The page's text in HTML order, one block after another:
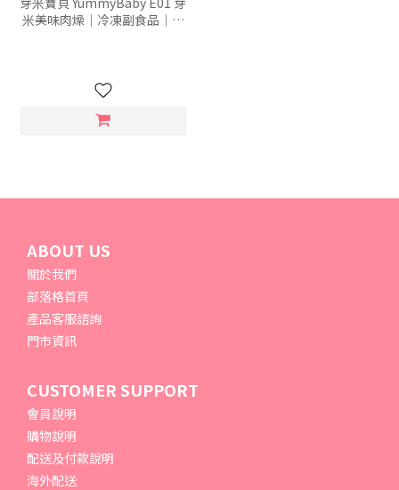
米美味肉燥｜冷凍副食品｜冷
ABOUT US
關於我們
部落格首頁
產品客服諮詢
門市資訊
CUSTOMER SUPPORT
會員說明
購物說明
配送及付款說明
海外配送